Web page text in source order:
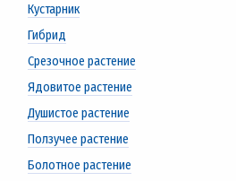
Кустарник
Гибрид
Срезочное растение
Ядовитое растение
Душистое растение
Ползучее растение
Болотное растение